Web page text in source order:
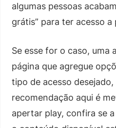
algumas pessoas
grátis” para ter acesso
Se esse for o caso, uma
página que agregue
tipo de acesso desejado,
recomendação aqui é
apertar play, confira se